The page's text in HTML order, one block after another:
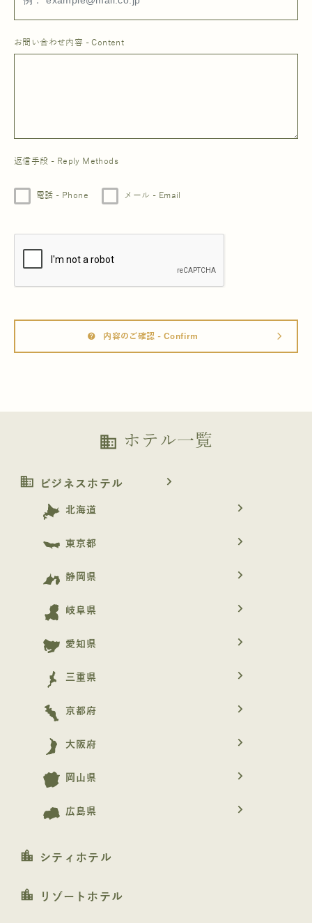
お問い合わせ内容 - Content
返信手段 - Reply Methods
電話 - Phone メール - Email
help 内容のご確認 - Confirm arrow_forward_ios
business ホテル一覧
business ビジネスホテル navigate_next
北海道 navigate_next
東京都 navigate_next
静岡県 navigate_next
岐阜県 navigate_next
愛知県 navigate_next
三重県 navigate_next
京都府 navigate_next
大阪府 navigate_next
岡山県 navigate_next
広島県 navigate_next
location_city シティホテル
location_city リゾートホテル